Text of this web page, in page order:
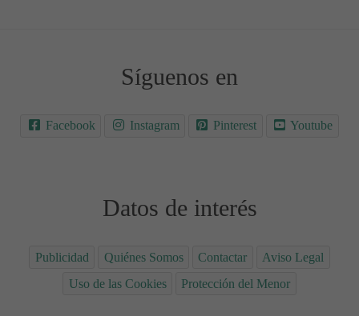
Síguenos en
Facebook Instagram Pinterest Youtube
Datos de interés
Publicidad Quiénes Somos Contactar
Aviso Legal
Uso de las Cookies
Protección del Menor